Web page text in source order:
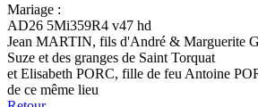
Mariage :
AD26 5Mi359R4 v47 hd
Jean MARTIN, fils d'André & Marguerite
Suze et des granges de Saint Torquat
et Elisabeth PORC, fille de feu Antoine
de ce même lieu